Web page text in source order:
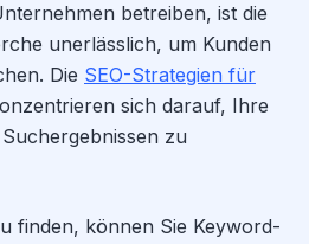
betreiben, ist die
unerlässlich, um Kunden
Die SEO-Strategien für
sich darauf, Ihre
zu
finden, können Sie Keyword-